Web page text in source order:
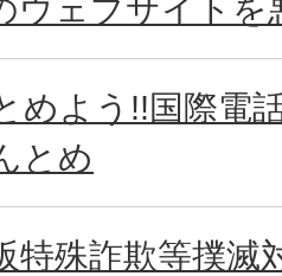
ウェブサイトを
めよう!!国際電
とめ
特殊詐欺等撲滅